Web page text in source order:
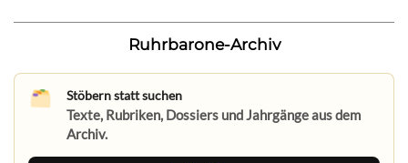
Ruhrbarone-Archiv
Stöbern statt suchen
Texte, Rubriken, Dossiers und Jahrgänge aus dem
Archiv.